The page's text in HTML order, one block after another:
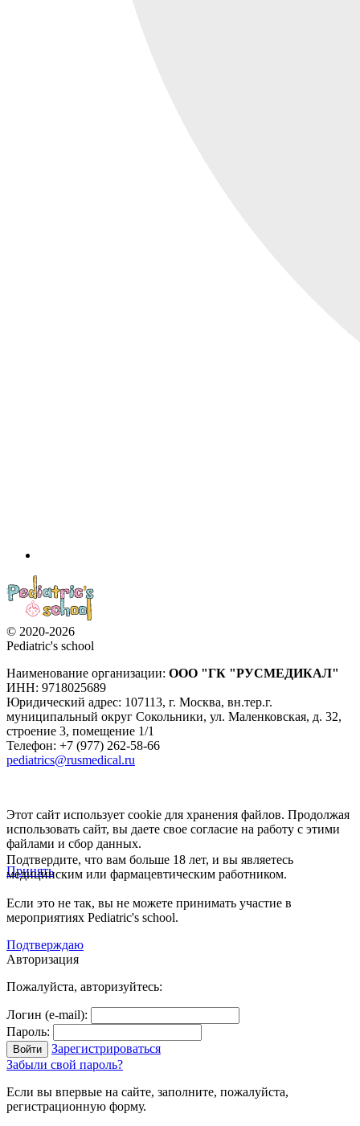
© 2020-2026
Pediatric's school
Наименование организации: ООО "ГК "РУСМЕДИКАЛ"
ИНН: 9718025689
Юридический адрес: 107113, г. Москва, вн.тер.г.
муниципальный округ Сокольники, ул. Маленковская, д. 32,
строение 3, помещение 1/1
Телефон: +7 (977) 262-58-66
pediatrics@rusmedical.ru
Этот сайт использует cookie для хранения файлов. Продолжая
использовать сайт, вы даете свое согласие на работу с этими
файлами и сбор данных.
Принять
Подтвердите, что вам больше 18 лет, и вы являетесь
медицинским или фармацевтическим работником.
Если это не так, вы не можете принимать участие в
мероприятиях Pediatric's school.
Подтверждаю
Авторизация
Пожалуйста, авторизуйтесь:
Логин (e-mail):
Пароль:
Зарегистрироваться
Забыли свой пароль?
Если вы впервые на сайте, заполните, пожалуйста,
регистрационную форму.